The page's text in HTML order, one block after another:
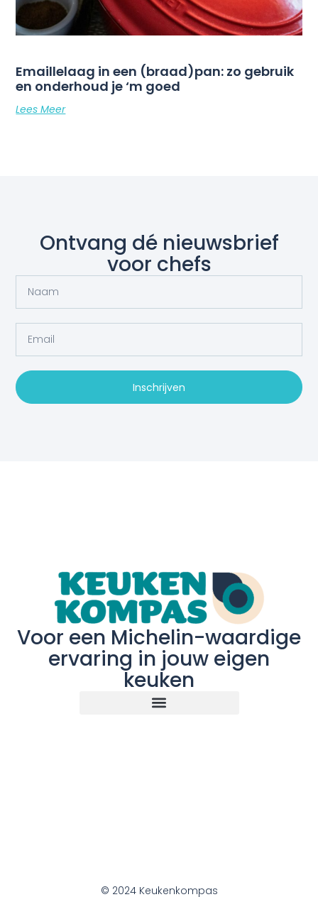
Emaillelaag in een (braad)pan: zo gebruik
en onderhoud je ‘m goed
Lees Meer
Ontvang dé nieuwsbrief
voor chefs
Inschrijven
Voor een Michelin-waardige
ervaring in jouw eigen
keuken
© 2024 Keukenkompas